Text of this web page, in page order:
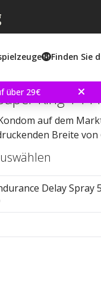
Finden Sie
über 29€
abgegebene bewertungen:
King 144
auf dem
Breite von
Delay Spray